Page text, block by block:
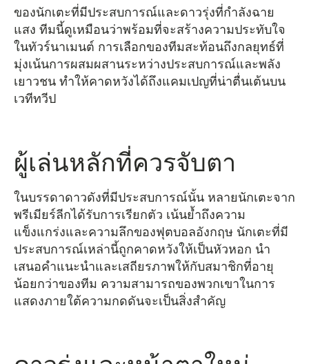
ของนักเตะที่มีประสบการณ์และดาวรุ่งที่กำลังฉาย
แสง ทีมนี้ดูเหมือนว่าพร้อมที่จะสร้างความประทับใจ
ในทัวร์นาเมนต์ การเลือกของทีมสะท้อนถึงกลยุทธ์ที่
มุ่งเน้นการผสมผสานระหว่างประสบการณ์และพลัง
เยาวชน ทำให้คาดหวังได้ถึงแคมเปญที่น่าตื่นเต้นบน
เวทีทวีป
ผู้เล่นหลักที่ควรจับตา
ในบรรดาดาวดังที่มีประสบการณ์นั้น หลายนักเตะจาก
พรีเมียร์ลีกได้รับการเรียกตัว เน้นย้ำถึงความ
แข็งแกร่งและความลึกของฟุตบอลอังกฤษ นักเตะที่มี
ประสบการณ์เหล่านี้ถูกคาดหวังให้เป็นหัวหอก นำ
เสนอคำแนะนำและเสถียรภาพให้กับสมาชิกที่อายุ
น้อยกว่าของทีม ความสามารถของพวกเขาในการ
แสดงภายใต้ความกดดันจะเป็นสิ่งสำคัญ